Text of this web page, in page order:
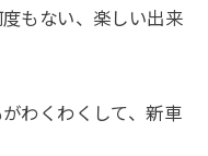
もない、楽しい出来
わくわくして、新車